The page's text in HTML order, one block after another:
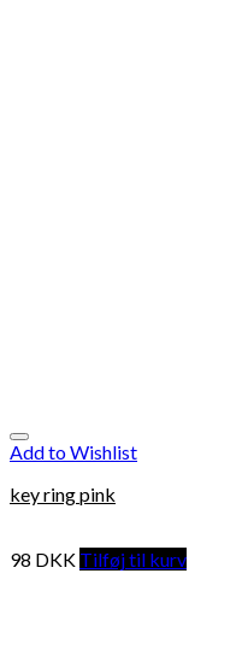
Add to Wishlist
key ring pink
98 DKK Tilføj til kurv